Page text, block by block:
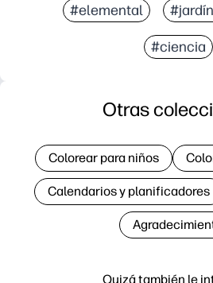
#elemental
#ciencia
Quizá también le
Otras
Colorear para niños
Calendarios y planificadores